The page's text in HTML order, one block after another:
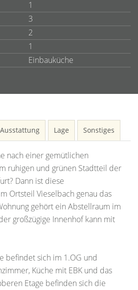
1
3
2
1
Einbauküche
Ausstattung Lage Sonstiges
nach einer gemütlichen
ruhigen und grünen Stadtteil der
Dann ist diese
Ortsteil Vieselbach genau das
gehört ein Abstellraum im
großzügige Innenhof kann mit
befindet sich im 1.OG und
Küche mit EBK und das
Etage befinden sich die